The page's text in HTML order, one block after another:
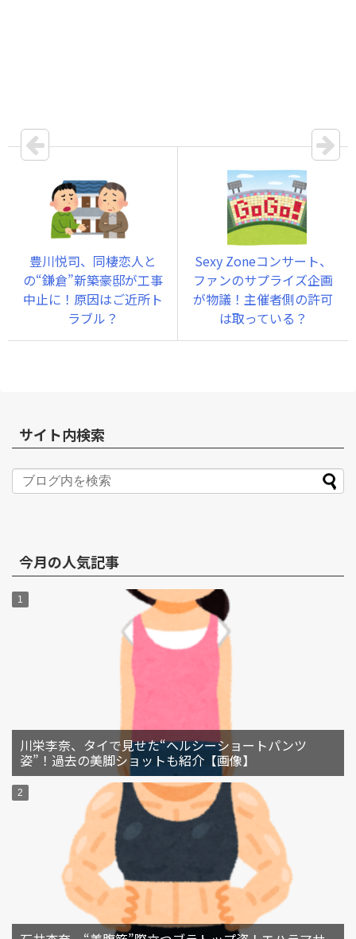
豊川悦司、同棲恋人と
の“鎌倉”新築豪邸が工事
中止に！原因はご近所ト
ラブル？
Sexy Zoneコンサート、
ファンのサプライズ企画
が物議！主催者側の許可
は取っている？
サイト内検索
今月の人気記事
川栄李奈、タイで見せた“ヘルシーショートパンツ
姿”！過去の美脚ショットも紹介【画像】